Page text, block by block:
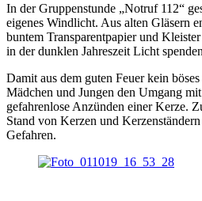
In der Gruppenstunde „Notruf 112“
eigenes Windlicht. Aus alten Gläsern
buntem Transparentpapier und
in der dunklen Jahreszeit Licht
Damit aus dem guten Feuer kein
Mädchen und Jungen den Umgang
gefahrenlose Anzünden einer Kerze.
Stand von Kerzen und
Gefahren.